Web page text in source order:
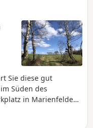
Sie diese gut
Süden des
in Marienfelde
und an